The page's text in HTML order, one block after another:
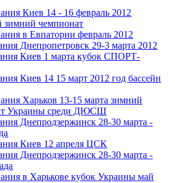
Киев 14 - 16 февраль 2012
зимний чемпионат
в Евпатории февраль 2012
Днепропетровск 29-3 марта 2012
Киев 1 марта кубок СПОРТ-
Киев 14 15 март 2012 год бассейн
Харьков 13-15 марта зимний
Украины среди ДЮСШ
Днепродзержинск 28-30 марта -
Киев 12 апреля ЦСК
Днепродзержинск 28-30 марта -
в Харькове кубок Украины май